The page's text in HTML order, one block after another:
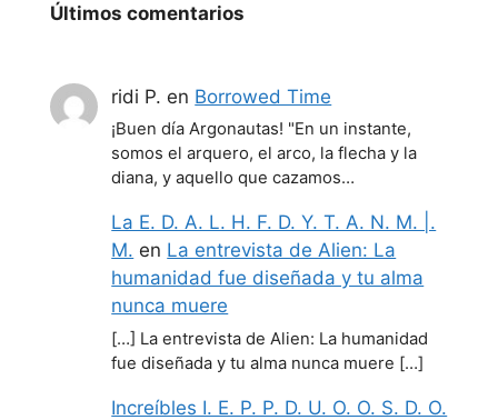
Últimos comentarios
ridi P. en Borrowed Time
¡Buen día Argonautas! "En un instante,
somos el arquero, el arco, la flecha y la
diana, y aquello que cazamos…
La E. D. A. L. H. F. D. Y. T. A. N. M. |.
M. en La entrevista de Alien: La
humanidad fue diseñada y tu alma
nunca muere
[…] La entrevista de Alien: La humanidad
fue diseñada y tu alma nunca muere […]
Increíbles I. E. P. P. D. U. O. O. S. D. O.